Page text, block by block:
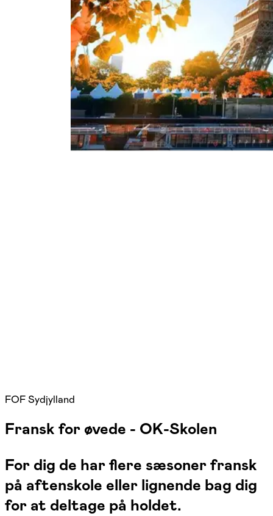
FOF Sydjylland
Fransk for øvede - OK-Skolen
For dig de har flere sæsoner fransk
på aftenskole eller lignende bag dig
for at deltage på holdet.